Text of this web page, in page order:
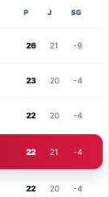
P J SG
26 21 -9
23 20 -4
22 20 -4
22 21 -4
22 20 -4